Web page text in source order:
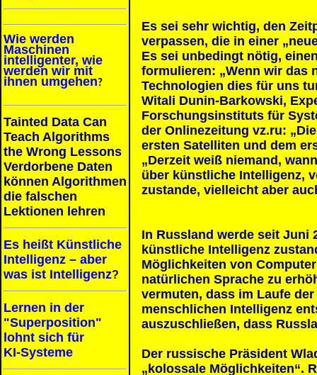
Wie werden
Maschinen
intelligenter, wie
werden wir mit
ihnen umgehen ?
Tainted Data Can
Teach Algorithms
the Wrong Lessons
Verdorbene Daten
können Algorithmen
die falschen
Lektionen lehren
Es heißt Künstliche
Intelligenz – aber
was ist Intelligenz?
Lernen in der
"Superposition"
lohnt sich für
KI-Systeme
Es sei sehr wichtig, den
verpassen, die in einer
Es sei unbedingt nötig,
formulieren: „Wenn wir das
Technologien dies für uns
Witali Dunin-Barkowski,
Forschungsinstituts für
der Onlinezeitung vz.ru:
ersten Satelliten und dem
„Derzeit weiß niemand,
über künstliche Intelligenz,
zustande, vielleicht aber
In Russland werde seit Juni
künstliche Intelligenz
Möglichkeiten von
natürlichen Sprache zu
vermuten, dass im Laufe
menschlichen Intelligenz
auszuschließen, dass
Der russische Präsident
„kolossale Möglichkeiten“.